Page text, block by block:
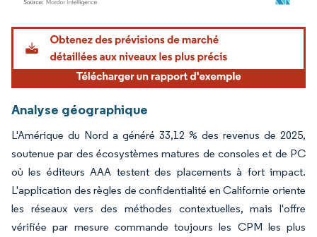
Image © Mordor Intelligence. La réutilisation nécessite une attribution sous CC BY
Analyse géographique
L'Amérique du Nord a généré 33,12 % des revenus de 2025,
soutenue par des écosystèmes matures de consoles et de PC
où les éditeurs AAA testent des placements à fort impact.
L'application des règles de confidentialité en Californie oriente
les réseaux vers des méthodes contextuelles, mais l'offre
vérifiée par mesure commande toujours les CPM les plus